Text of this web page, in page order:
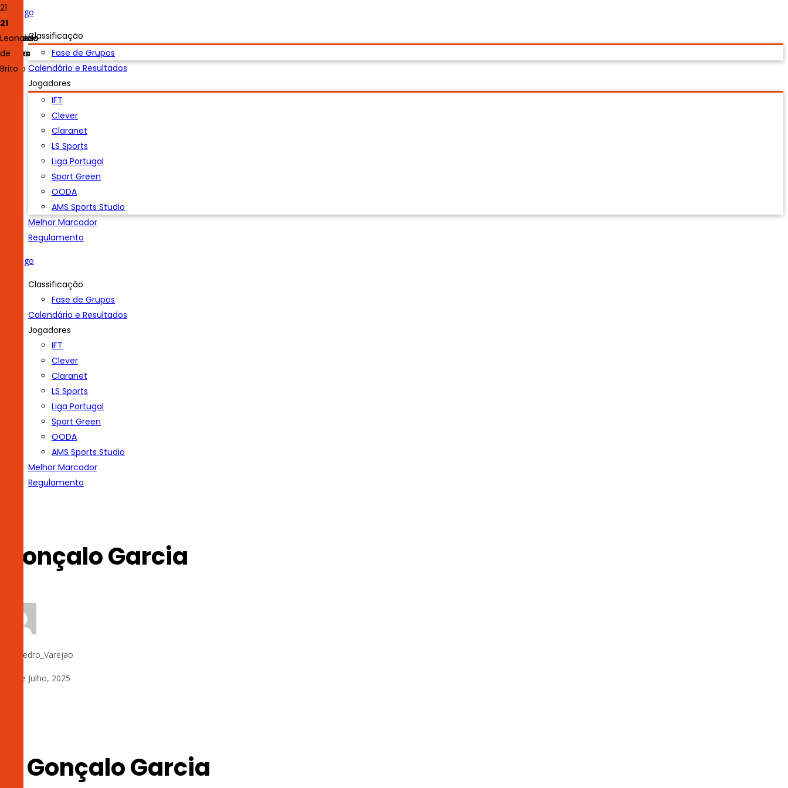
Classificação
Fase de Grupos
Calendário e Resultados
Jogadores
IFT
Clever
Claranet
LS Sports
Liga Portugal
Sport Green
OODA
AMS Sports Studio
Melhor Marcador
Regulamento
Classificação
Fase de Grupos
Calendário e Resultados
Jogadores
IFT
Clever
Claranet
LS Sports
Liga Portugal
Sport Green
OODA
AMS Sports Studio
Melhor Marcador
Regulamento
Gonçalo Garcia
Pedro_Varejao
24 de Julho, 2025
11 Gonçalo Garcia
7
7
António
Lopes
20
20
Duarte
Félix
4
4Luís
Machado
10
10
Pedro
Ferreira
23
23
Nuno
Pereira
16
16
Celso
Simões
27
27
João
Pedro
Araújo
21
21
Leonardo
de
Brito